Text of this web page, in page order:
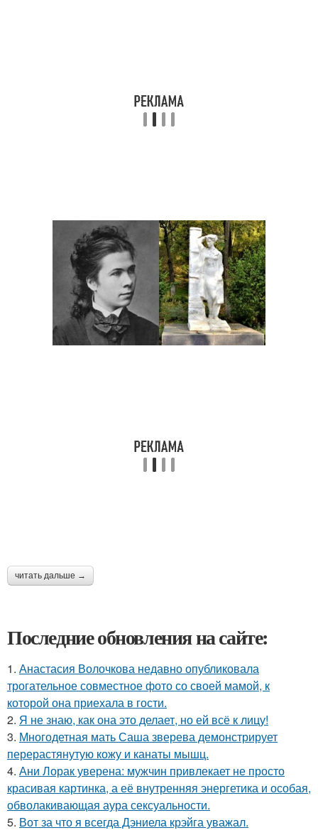
читать дальше →
Последние обновления на сайте:
1. Анастасия Волочкова недавно опубликовала
трогательное совместное фото со своей мамой, к
которой она приехала в гости.
2. Я не знаю, как она это делает, но ей всё к лицу!
3. Многодетная мать Саша зверева демонстрирует
перерастянутую кожу и канаты мышц.
4. Ани Лорак уверена: мужчин привлекает не просто
красивая картинка, а её внутренняя энергетика и особая,
обволакивающая аура сексуальности.
5. Вот за что я всегда Дэниела крэйга уважал.